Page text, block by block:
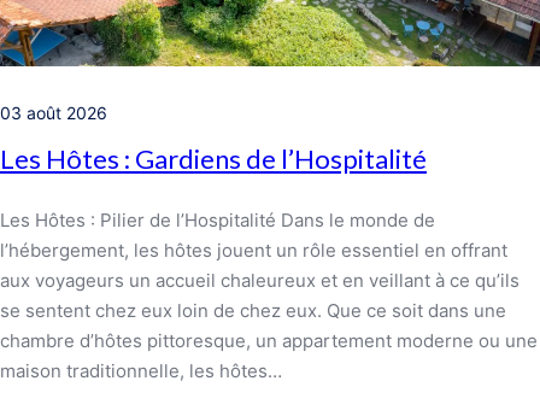
03 août 2026
Les Hôtes : Gardiens de l’Hospitalité
Les Hôtes : Pilier de l’Hospitalité Dans le monde de
l’hébergement, les hôtes jouent un rôle essentiel en offrant
aux voyageurs un accueil chaleureux et en veillant à ce qu’ils
se sentent chez eux loin de chez eux. Que ce soit dans une
chambre d’hôtes pittoresque, un appartement moderne ou une
maison traditionnelle, les hôtes…